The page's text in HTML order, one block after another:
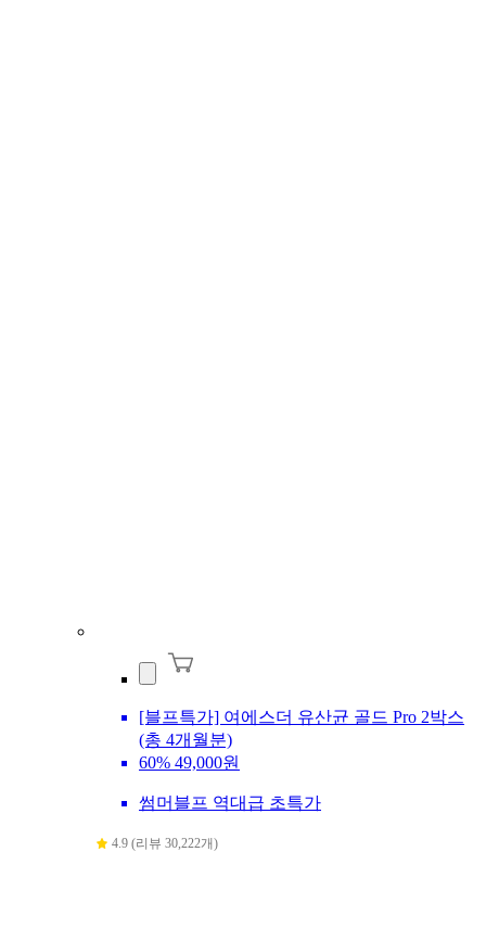
[블프특가] 여에스더 유산균 골드 Pro 2박스
(총 4개월분)
60% 49,000원
썸머블프 역대급 초특가
4.9 (리뷰 30,222개)